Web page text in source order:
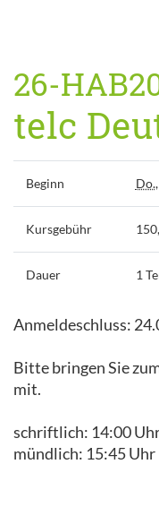
26-
telc
Beginn Do.
Kursgebühr
Dauer 1
Anmeldeschluss:
Bitte bringen Sie
mit.
schriftlich: 14:00
mündlich: 15:45 Uhr